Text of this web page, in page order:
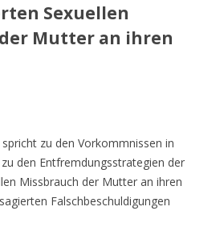
Sexuellen
Mutter an ihren
zu den Vorkommnissen in
den Entfremdungsstrategien der
Missbrauch der Mutter an ihren
Falschbeschuldigungen